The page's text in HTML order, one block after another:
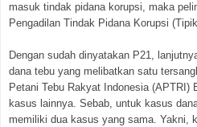
masuk tindak pidana korupsi, maka
Pengadilan Tindak Pidana Korupsi
Dengan sudah dinyatakan P21,
dana tebu yang melibatkan satu
Petani Tebu Rakyat Indonesia
kasus lainnya. Sebab, untuk kasus
memiliki dua kasus yang sama. Yakni,